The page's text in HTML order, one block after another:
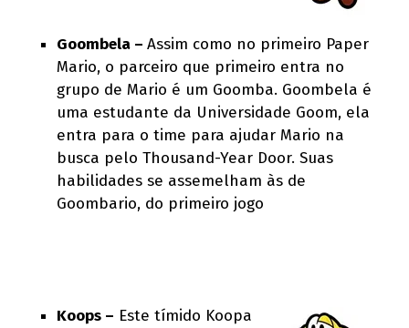
Goombela –Assim como no primeiro Paper
Mario, o parceiro que primeiro entra no
grupo de Mario é um Goomba. Goombela é
uma estudante da Universidade Goom, ela
entra para o time para ajudar Mario na
busca pelo Thousand-Year Door. Suas
habilidades se assemelham às de
Goombario, do primeiro jogo
Koops – Este tímido Koopa